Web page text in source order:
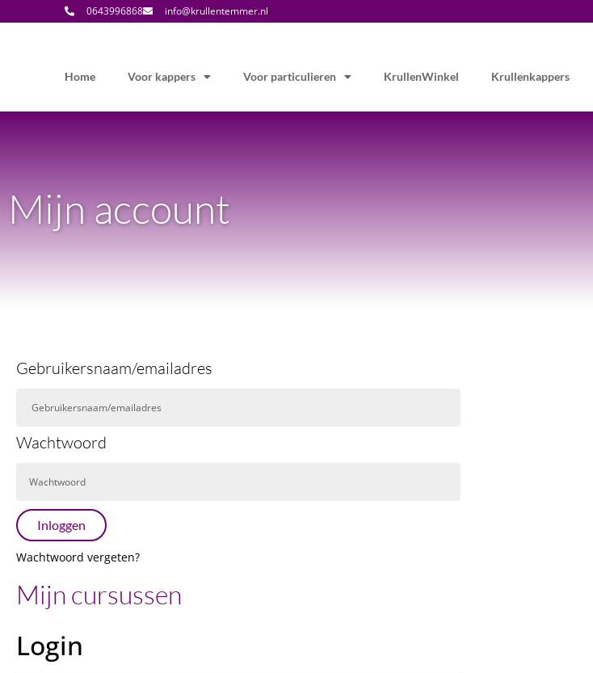
0643996868 info@krullentemmer.nl
Home Voor kappers Voor particulieren KrullenWinkel Krullenkappers
Mijn account
Gebruikersnaam/emailadres
Wachtwoord
Inloggen
Wachtwoord vergeten?
Mijn cursussen
Login